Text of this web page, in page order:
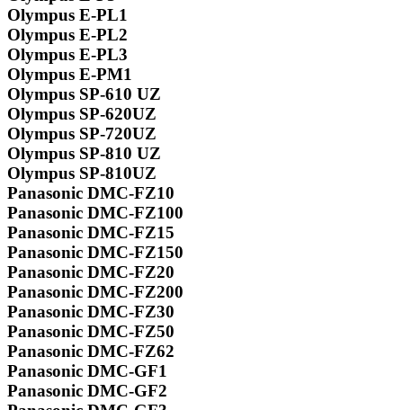
Olympus E-PL1
Olympus E-PL2
Olympus E-PL3
Olympus E-PM1
Olympus SP-610 UZ
Olympus SP-620UZ
Olympus SP-720UZ
Olympus SP-810 UZ
Olympus SP-810UZ
Panasonic DMC-FZ10
Panasonic DMC-FZ100
Panasonic DMC-FZ15
Panasonic DMC-FZ150
Panasonic DMC-FZ20
Panasonic DMC-FZ200
Panasonic DMC-FZ30
Panasonic DMC-FZ50
Panasonic DMC-FZ62
Panasonic DMC-GF1
Panasonic DMC-GF2